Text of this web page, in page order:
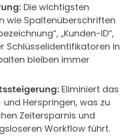
Die wichtigsten
wie Spaltenüberschriften
„Kunden-ID“,
Schlüsselidentifikatoren in
bleiben immer
Eliminiert das
Herspringen, was zu
Zeitersparnis und
Workflow führt.